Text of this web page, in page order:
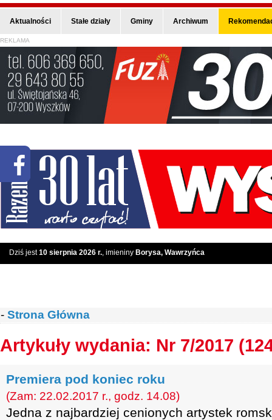
Aktualności Stałe działy Gminy Archiwum
REKLAMA
Dziś jest10 sierpnia 2026 r., imieniny Borysa, Wawrzyńca
- Strona Główna
Artykuły wydania: Nr 7/2017
Premiera pod koniec roku
(Zam: 22.02.2017 r., godz. 14.08)
Jedna z najbardziej cenionych artystek